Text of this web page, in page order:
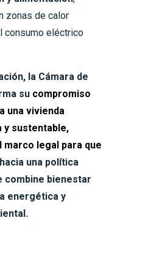
zonas de calor
consumo eléctrico
la Cámara de
su compromiso
una vivienda
y sustentable,
legal para que
hacia una política
combine bienestar
energética y